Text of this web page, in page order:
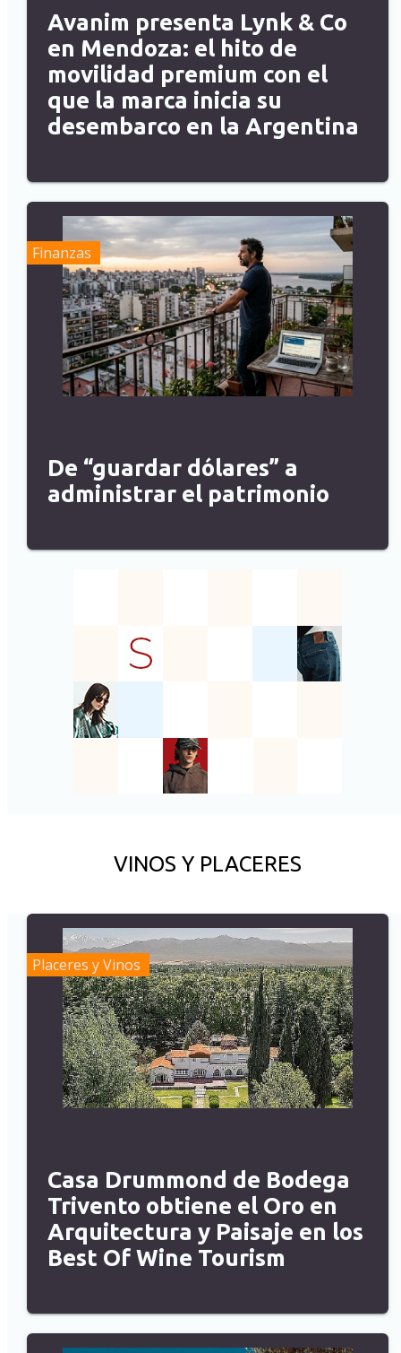
Avanim presenta Lynk & Co
en Mendoza: el hito de
movilidad premium con el
que la marca inicia su
desembarco en la Argentina
Finanzas
De “guardar dólares” a
administrar el patrimonio
VINOS Y PLACERES
Placeres y Vinos
Casa Drummond de Bodega
Trivento obtiene el Oro en
Arquitectura y Paisaje en los
Best Of Wine Tourism